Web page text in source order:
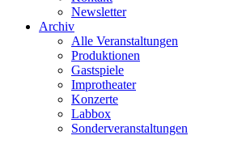
Newsletter
Archiv
Alle Veranstaltungen
Produktionen
Gastspiele
Improtheater
Konzerte
Labbox
Sonderveranstaltungen